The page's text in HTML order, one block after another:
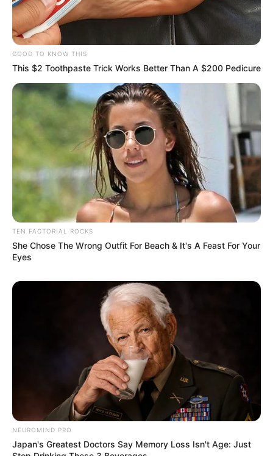
SHARE THIS Share it Tweet
Pin it
PUBLICAÇÕES RELACIONADAS
GOOD TO KNOW THIS
This $2 Toothpaste Trick Works Better Than A $200 Pedicure
TEN FACTORIAL ROCKS
She Chose The Wrong Outfit For Beach & It's A Feast For Your
Eyes
NEUROMIND PRO
Japan's Greatest Doctors Say Memory Loss Isn't Age: Just